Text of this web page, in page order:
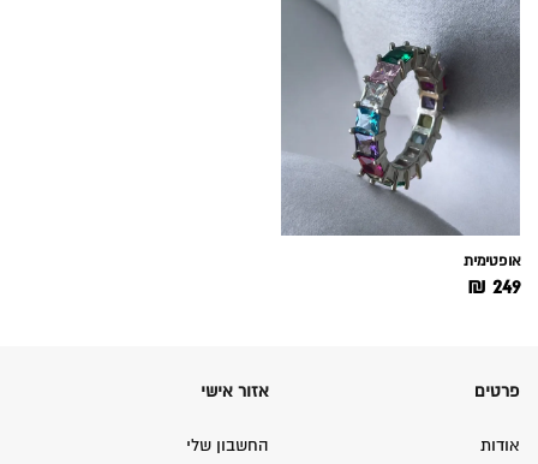
אופטימית
249
₪
פרטים
אודות
אזור אישי
החשבון שלי